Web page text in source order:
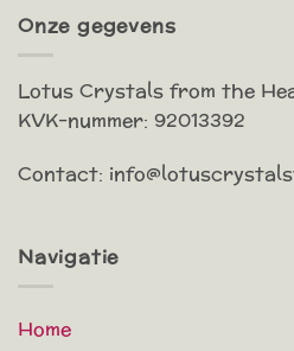
Onze gegevens
Lotus Crystals from the
KVK-nummer: 92013392
Contact:
Navigatie
Home